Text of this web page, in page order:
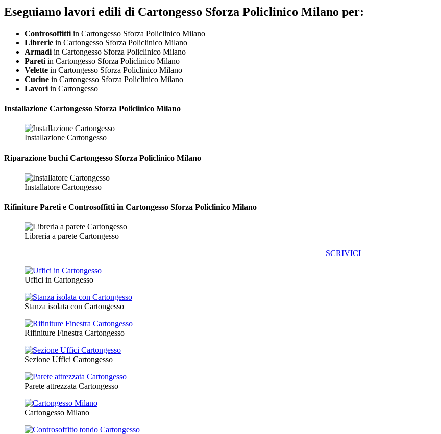
Eseguiamo lavori edili di Cartongesso Sforza Policlinico Milano per:
Controsoffitti in Cartongesso Sforza Policlinico Milano
Librerie in Cartongesso Sforza Policlinico Milano
Armadi in Cartongesso Sforza Policlinico Milano
Pareti in Cartongesso Sforza Policlinico Milano
Velette in Cartongesso Sforza Policlinico Milano
Cucine in Cartongesso Sforza Policlinico Milano
Lavori in Cartongesso
Installazione Cartongesso Sforza Policlinico Milano
Installazione Cartongesso
Riparazione buchi Cartongesso Sforza Policlinico Milano
Installatore Cartongesso
Rifiniture Pareti e Controsoffitti in Cartongesso Sforza Policlinico Milano
Libreria a parete Cartongesso
SCRIVICI
Uffici in Cartongesso
Stanza isolata con Cartongesso
Rifiniture Finestra Cartongesso
Sezione Uffici Cartongesso
Parete attrezzata Cartongesso
Cartongesso Milano